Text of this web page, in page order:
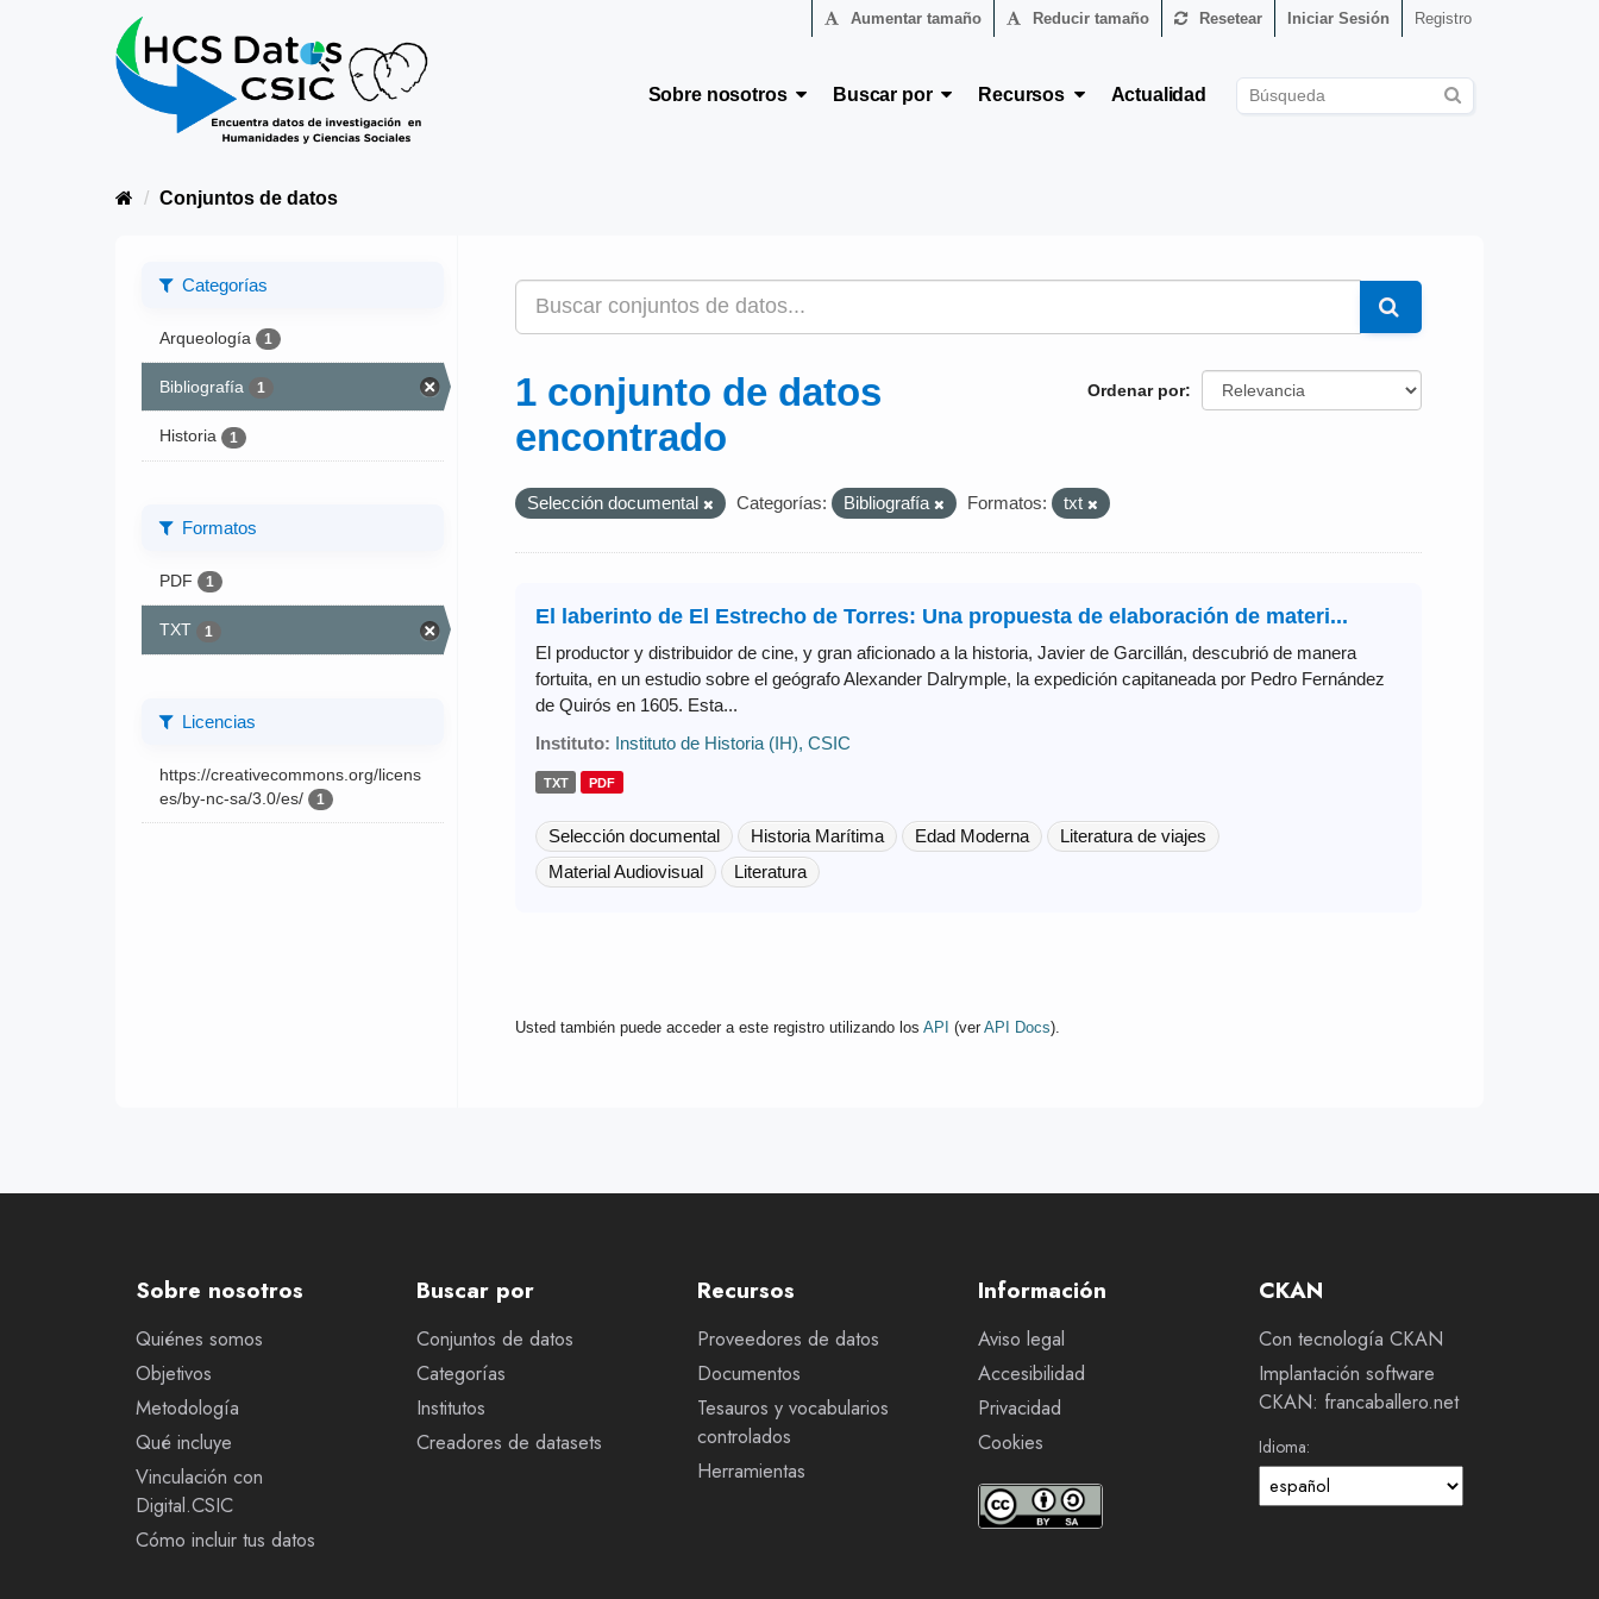
Aumentar tamaño Reducir tamaño Resetear Iniciar Sesión Registro
Sobre nosotros Buscar por Recursos Actualidad
Conjuntos de datos
Categorías
Arqueología 1
Bibliografía 1
Historia 1
Formatos
PDF 1
TXT 1
Licencias
https://creativecommons.org/licens
es/by-nc-sa/3.0/es/
1
Ordenar por
1 conjunto de datos
encontrado
Selección documental Categorías: Bibliografía Formatos: txt
El laberinto de El Estrecho de Torres: Una propuesta de elaboración de materi...
El productor y distribuidor de cine, y gran aficionado a la historia, Javier de Garcillán, descubrió de manera
fortuita, en un estudio sobre el geógrafo Alexander Dalrymple, la expedición capitaneada por Pedro Fernández
de Quirós en 1605. Esta...
Instituto: Instituto de Historia (IH), CSIC
TXT PDF
Selección documental Historia Marítima Edad Moderna
Literatura de viajes
Material Audiovisual
Literatura
Usted también puede acceder a este registro utilizando los API (ver API Docs).
Sobre nosotros
Quiénes somos
Objetivos
Metodología
Qué incluye
Vinculación con
Digital.CSIC
Cómo incluir tus datos
Buscar por
Conjuntos de datos
Categorías
Institutos
Creadores de datasets
Recursos
Proveedores de datos
Documentos
Tesauros y vocabularios
controlados
Herramientas
Información
Aviso legal
Accesibilidad
Privacidad
Cookies
CKAN
Con tecnología CKAN
Implantación software
CKAN: francaballero.net
Idioma